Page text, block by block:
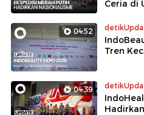
Ceria di
04:52
Tren
04:39